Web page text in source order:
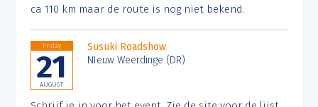
ca 110 km maar de route is nog niet bekend.
Friday
21
AUGUST
Susuki Roadshow
NIeuw Weerdinge (DR)